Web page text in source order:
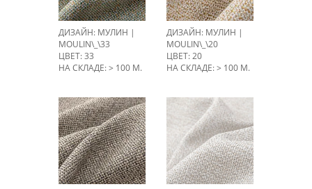
ДИЗАЙН: МУЛИН |
MOULIN\_\33
ЦВЕТ: 33
НА СКЛАДЕ: > 100 М.
ДИЗАЙН: МУЛИН |
MOULIN\_\20
ЦВЕТ: 20
НА СКЛАДЕ: > 100 М.